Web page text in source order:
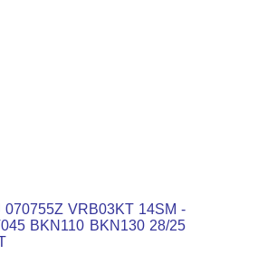
070755Z VRB03KT 14SM -
BKN110 BKN130 28/25